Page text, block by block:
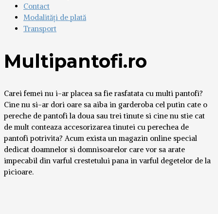
Contact
Modalități de plată
Transport
Multipantofi.ro
Carei femei nu i-ar placea sa fie rasfatata cu multi pantofi?
Cine nu si-ar dori oare sa aiba in garderoba cel putin cate o
pereche de pantofi la doua sau trei tinute si cine nu stie cat
de mult conteaza accesorizarea tinutei cu perechea de
pantofi potrivita? Acum exista un magazin online special
dedicat doamnelor si domnisoarelor care vor sa arate
impecabil din varful crestetului pana in varful degetelor de la
picioare.